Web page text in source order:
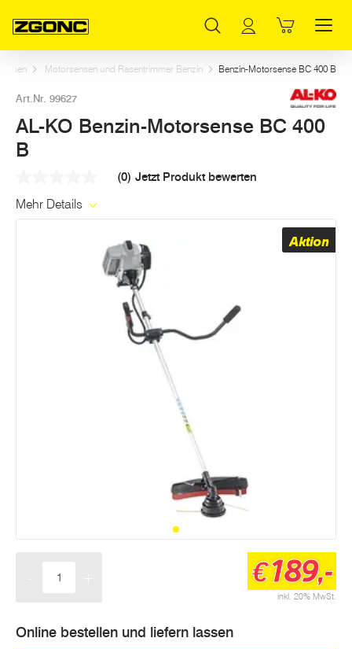
Motorsensen und Rasentrimmer Benzin Benzin-Motorsense BC 400 B
Art.Nr. 99627
AL-KO Benzin-Motorsense BC 400
B
Link
(0) Jetzt Produkt bewerten
Mehr Details
Aktion
inkl. 20% MwSt.
€189,-
Online bestellen und liefern lassen